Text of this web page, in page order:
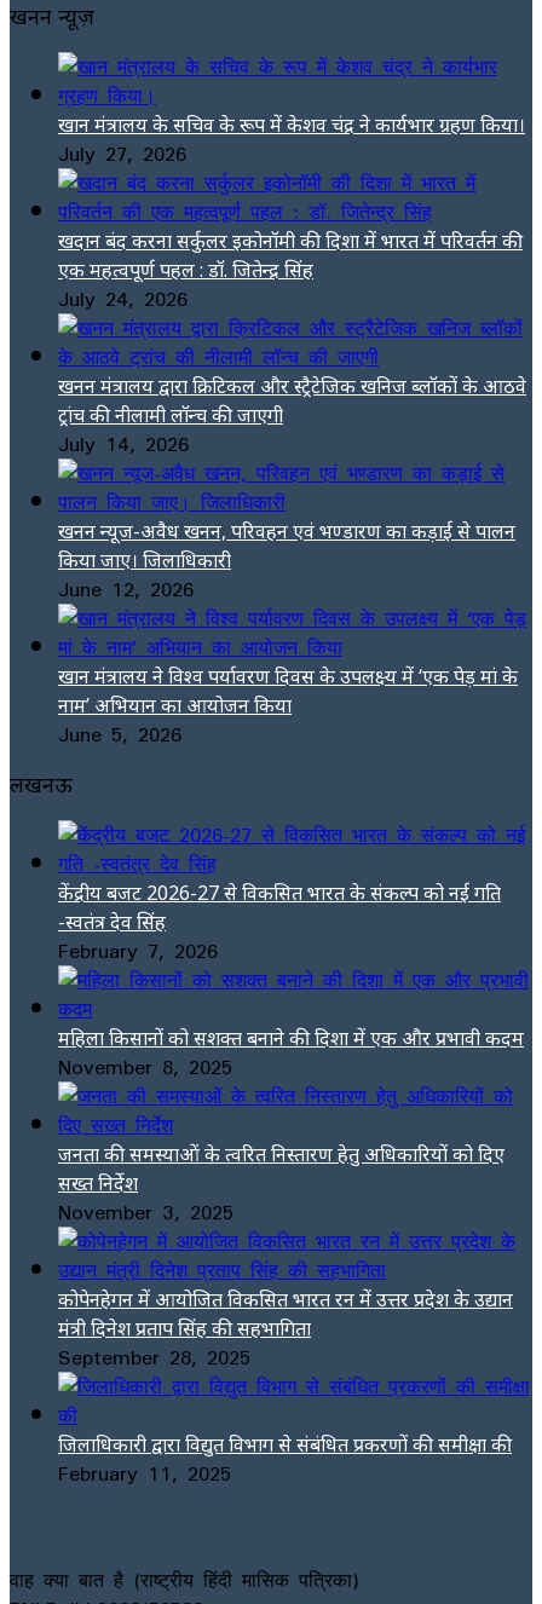
खनन न्यूज़
खान मंत्रालय के सचिव के रूप में केशव चंद्र ने कार्यभार ग्रहण किया।
July 27, 2026
खदान बंद करना सर्कुलर इकोनॉमी की दिशा में भारत में परिवर्तन की
एक महत्वपूर्ण पहल : डॉ. जितेन्द्र सिंह
July 24, 2026
खनन मंत्रालय द्वारा क्रिटिकल और स्ट्रैटेजिक खनिज ब्लॉकों के आठवे
ट्रांच की नीलामी लॉन्च की जाएगी
July 14, 2026
खनन न्यूज-अवैध खनन, परिवहन एवं भण्डारण का कड़ाई से पालन
किया जाए। जिलाधिकारी
June 12, 2026
खान मंत्रालय ने विश्व पर्यावरण दिवस के उपलक्ष्य में ‘एक पेड़ मां के
नाम’ अभियान का आयोजन किया
June 5, 2026
लखनऊ
केंद्रीय बजट 2026-27 से विकसित भारत के संकल्प को नई गति
-स्वतंत्र देव सिंह
February 7, 2026
महिला किसानों को सशक्त बनाने की दिशा में एक और प्रभावी कदम
November 8, 2025
जनता की समस्याओं के त्वरित निस्तारण हेतु अधिकारियों को दिए
सख्त निर्देश
November 3, 2025
कोपेनहेगन में आयोजित विकसित भारत रन में उत्तर प्रदेश के उद्यान
मंत्री दिनेश प्रताप सिंह की सहभागिता
September 28, 2025
जिलाधिकारी द्वारा विद्युत विभाग से संबंधित प्रकरणों की समीक्षा की
February 11, 2025
वाह क्या बात है (राष्ट्रीय हिंदी मासिक पत्रिका)